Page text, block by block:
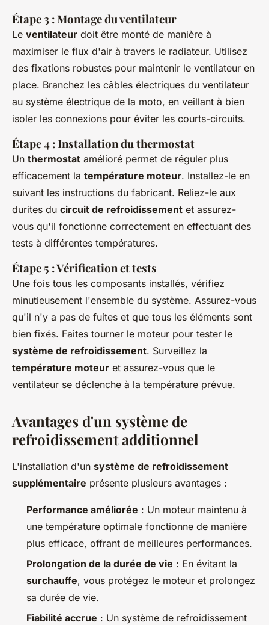
Étape 3 : Montage du ventilateur
Le ventilateur doit être monté de manière à
maximiser le flux d'air à travers le radiateur. Utilisez
des fixations robustes pour maintenir le ventilateur en
place. Branchez les câbles électriques du ventilateur
au système électrique de la moto, en veillant à bien
isoler les connexions pour éviter les courts-circuits.
Étape 4 : Installation du thermostat
Un thermostat amélioré permet de réguler plus
efficacement la température moteur. Installez-le en
suivant les instructions du fabricant. Reliez-le aux
durites du circuit de refroidissement et assurez-
vous qu'il fonctionne correctement en effectuant des
tests à différentes températures.
Étape 5 : Vérification et tests
Une fois tous les composants installés, vérifiez
minutieusement l'ensemble du système. Assurez-vous
qu'il n'y a pas de fuites et que tous les éléments sont
bien fixés. Faites tourner le moteur pour tester le
système de refroidissement. Surveillez la
température moteur et assurez-vous que le
ventilateur se déclenche à la température prévue.
Avantages d'un système de
refroidissement additionnel
L'installation d'un système de refroidissement
supplémentaire présente plusieurs avantages :
Performance améliorée : Un moteur maintenu à
une température optimale fonctionne de manière
plus efficace, offrant de meilleures performances.
Prolongation de la durée de vie : En évitant la
surchauffe, vous protégez le moteur et prolongez
sa durée de vie.
Fiabilité accrue : Un système de refroidissement